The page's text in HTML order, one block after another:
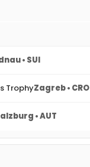
• SUI
TrophyZagreb • CRO
• AUT